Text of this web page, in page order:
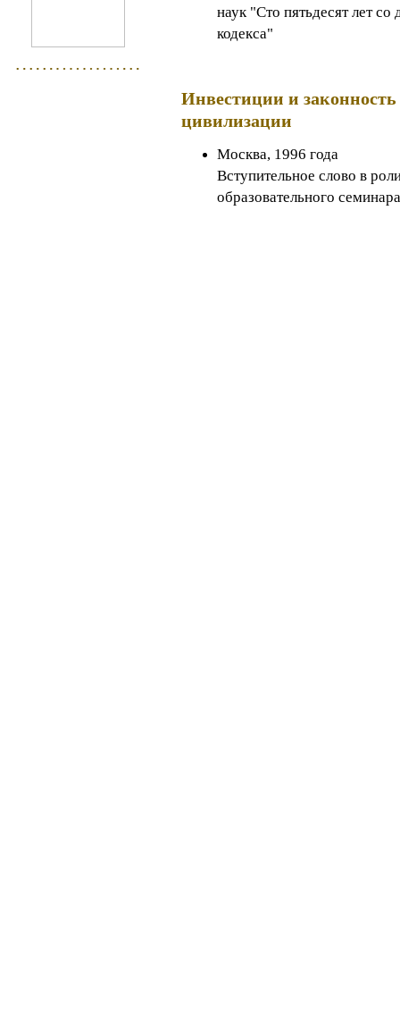
наук "Сто пятьдесят лет
кодекса"
Инвестиции и
цивилизации
Москва, 1996 года
Вступительное слово в
образовательного